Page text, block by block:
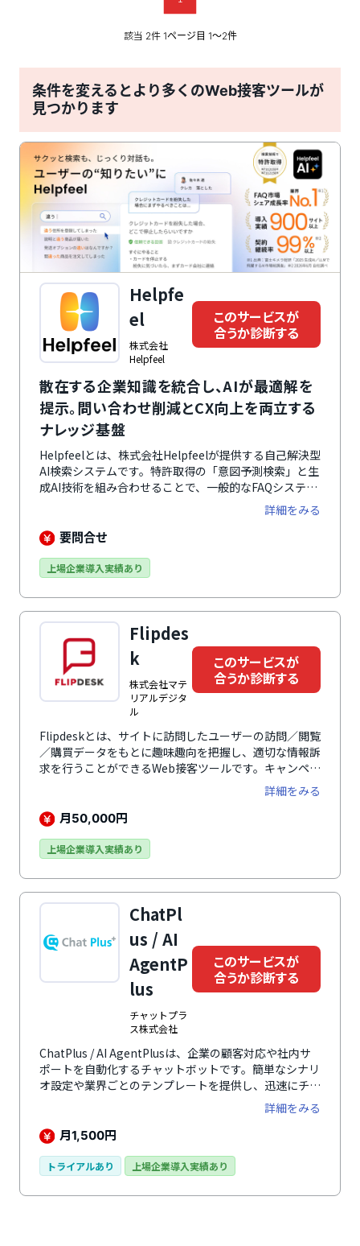
該当 2件 1ページ目 1〜2件
条件を変えるとより多くのWeb接客ツールが
見つかります
Helpfe
el
株式会社
Helpfeel
このサービスが
合うか診断する
散在する企業知識を統合し、AIが最適解を
提示。問い合わせ削減とCX向上を両立する
ナレッジ基盤
Helpfeelとは、株式会社Helpfeelが提供する自己解決型
AI検索システムです。特許取得の「意図予測検索」と生
成AI技術を組み合わせることで、一般的なFAQシステム
の約100倍の高速応答と、高い検索ヒット率を実現。キ
ーワードが完全一致しない「曖昧な表現」や「スペルミ
ス」からでも、AIがユーザーの意図を汲み取り、迷わず
導入で課題となりがちな複雑なシナリオ設計やメンテナ
答）を防ぐ独自の仕組みにより、運用の手間をかけずに
正確な情報提供が可能です。電話・メール・チャットな
どの有人対応を「自己解決」へ置き換えることで、「問
い合わせ削減」と「CX（顧客体験）向上」を同時に実
現します。
詳細をみる
要問合せ
上場企業導入実績あり
Flipdes
k
株式会社マテ
リアルデジタ
ル
このサービスが
合うか診断する
Flipdeskとは、サイトに訪問したユーザーの訪問／閲覧
／購買データをもとに趣味趣向を把握し、適切な情報訴
求を行うことができるWeb接客ツールです。キャンペー
ン告知やクーポン発行、チャットサポートなどにより、
一人ひとりの状況に合った最適な接客を実現し、顧客体
験（CX）を向上。購買率の向上やサイト内回遊・会員
月のサービス提供開始から、累計導入数は1,500社・
ってきた実績と信頼で、企業規模問わず、業種も幅広い
企業で利用されています。
詳細をみる
月50,000円
上場企業導入実績あり
ChatPl
us / AI
AgentP
lus
チャットプラ
ス株式会社
このサービスが
合うか診断する
ChatPlus / AI AgentPlusは、企業の顧客対応や社内サ
ポートを自動化するチャットボットです。簡単なシナリ
オ設定や業界ごとのテンプレートを提供し、迅速にチャ
ットボットを導入・運用可能です。また、生成AIを活用
してQ&Aの自動作成やサジェスト機能なども備えてお
り、問い合わせ対応の効率化や運用コスト削減に貢献し
も可能です。これにより、生成AI（AI AgentPlus）、フ
組み合わせた運用を実現します。
詳細をみる
月1,500円
トライアルあり 上場企業導入実績あり